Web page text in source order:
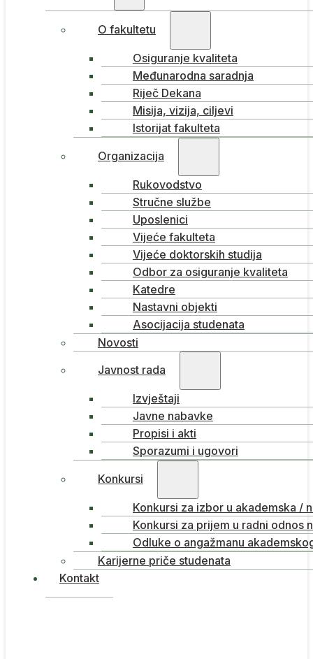
O fakultetu
Osiguranje kvaliteta
Međunarodna saradnja
Riječ Dekana
Misija, vizija, ciljevi
Istorijat fakulteta
Organizacija
Rukovodstvo
Stručne službe
Uposlenici
Vijeće fakulteta
Vijeće doktorskih studija
Odbor za osiguranje kvaliteta
Katedre
Nastavni objekti
Asocijacija studenata
Novosti
Javnost rada
Izvještaji
Javne nabavke
Propisi i akti
Sporazumi i ugovori
Konkursi
Konkursi za izbor u akademska /
Konkursi za prijem u radni odnos
Odluke o angažmanu
Karijerne priče studenata
Kontakt